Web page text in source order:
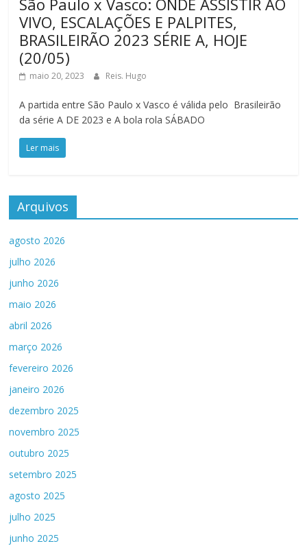
São Paulo x Vasco: ONDE ASSISTIR AO
VIVO, ESCALAÇÕES E PALPITES,
BRASILEIRÃO 2023 SÉRIE A, HOJE
(20/05)
maio 20, 2023 Reis. Hugo
A partida entre São Paulo x Vasco é válida pelo Brasileirão
da série A DE 2023 e A bola rola SÁBADO
Ler mais
Arquivos
agosto 2026
julho 2026
junho 2026
maio 2026
abril 2026
março 2026
fevereiro 2026
janeiro 2026
dezembro 2025
novembro 2025
outubro 2025
setembro 2025
agosto 2025
julho 2025
junho 2025